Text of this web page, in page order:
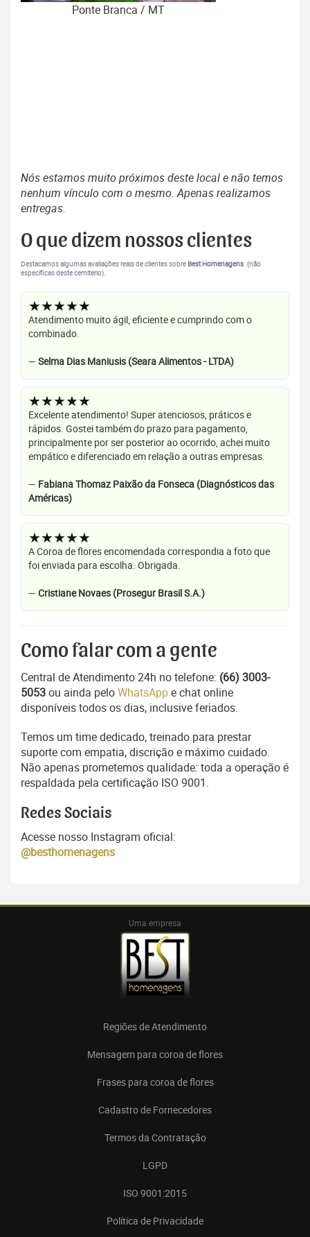
Ponte Branca / MT
Nós estamos muito próximos deste local e não temos
nenhum vínculo com o mesmo. Apenas realizamos
entregas.
O que dizem nossos clientes
Destacamos algumas avaliações reais de clientes sobreBest Homenagens . (não
específicas deste cemitério).
★★★★★
Atendimento muito ágil, eficiente e cumprindo com o
combinado.
— Selma Dias Maniusis (Seara Alimentos - LTDA)
★★★★★
Excelente atendimento! Super atenciosos, práticos e
rápidos. Gostei também do prazo para pagamento,
principalmente por ser posterior ao ocorrido, achei muito
empático e diferenciado em relação a outras empresas.
— Fabiana Thomaz Paixão da Fonseca (Diagnósticos das
Américas)
★★★★★
A Coroa de flores encomendada correspondia a foto que
foi enviada para escolha. Obrigada.
— Cristiane Novaes (Prosegur Brasil S.A.)
Como falar com a gente
Central de Atendimento 24h no telefone: (66) 3003-
5053ou ainda peloWhatsAppe chat online
disponíveis todos os dias, inclusive feriados.
Temos um time dedicado, treinado para prestar
suporte com empatia, discrição e máximo cuidado.
Não apenas prometemos qualidade: toda a operação é
respaldada pela certificação ISO 9001.
Redes Sociais
Acesse nosso Instagram oficial:
@besthomenagens
Uma empresa
Regiões de Atendimento
Mensagem para coroa de flores
Frases para coroa de flores
Cadastro de Fornecedores
Termos da Contratação
LGPD
ISO 9001:2015
Política de Privacidade